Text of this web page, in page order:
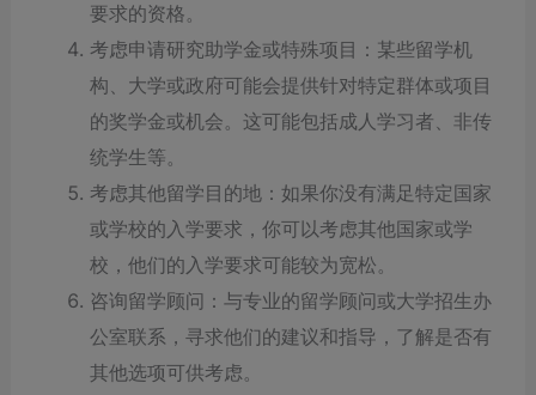
要求的资格。
考虑申请研究助学金或特殊项目：某些留学机
构、大学或政府可能会提供针对特定群体或项目
的奖学金或机会。这可能包括成人学习者、非传
统学生等。
考虑其他留学目的地：如果你没有满足特定国家
或学校的入学要求，你可以考虑其他国家或学
校，他们的入学要求可能较为宽松。
咨询留学顾问：与专业的留学顾问或大学招生办
公室联系，寻求他们的建议和指导，了解是否有
其他选项可供考虑。